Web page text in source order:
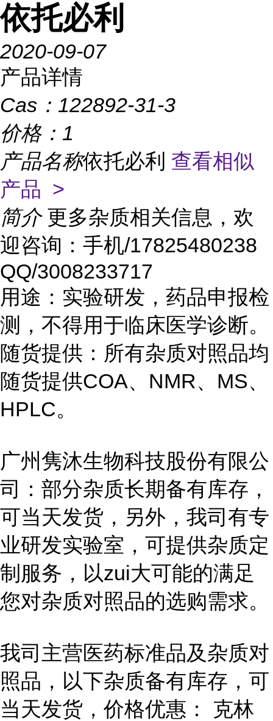
依托必利
2020-09-07
产品详情
Cas： 122892-31-3
价格： 1
产品名称依托必利 查看相似
产品 >
简介 更多杂质相关信息，欢
迎咨询：手机/17825480238
QQ/3008233717
用途：实验研发，药品申报检
测，不得用于临床医学诊断。
随货提供：所有杂质对照品均
随货提供COA、NMR、MS、
HPLC。
广州隽沐生物科技股份有限公
司：部分杂质长期备有库存，
可当天发货，另外，我司有专
业研发实验室，可提供杂质定
制服务，以zui大可能的满足
您对杂质对照品的选购需求。
我司主营医药标准品及杂质对
照品，以下杂质备有库存，可
当天发货，价格优惠： 克林